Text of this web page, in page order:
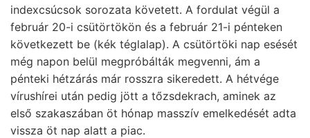
indexcsúcsok sorozata követett. A fordulat végül a
február 20-i csütörtökön és a február 21-i pénteken
következett be (kék téglalap). A csütörtöki nap esését
még napon belül megpróbálták megvenni, ám a
pénteki hétzárás már rosszra sikeredett. A hétvége
vírushírei után pedig jött a tőzsdekrach, aminek az
első szakaszában öt hónap masszív emelkedését adta
vissza öt nap alatt a piac.